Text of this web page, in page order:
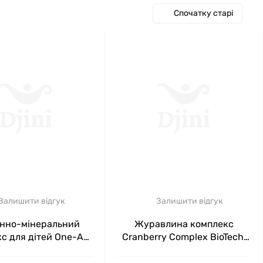
BIOTECH Спочатку старі
відгук
мінеральний
для дітей One-A-
Залишити відгук
Журавлина комплекс
Cranberry Complex BioTech,